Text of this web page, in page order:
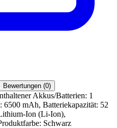
Bewertungen (0)
Akkus/Batterien: 1
6500 mAh, Batteriekapazität: 52
Ion (Li-Ion),
Schwarz